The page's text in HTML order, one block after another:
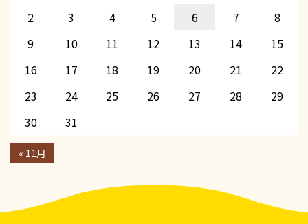
2
3 4 5 6 7
8
9
10 11 12 13 14
15
16
17 18 19 20 21
22
23
24 25 26 27 28
29
30
31
« 11月